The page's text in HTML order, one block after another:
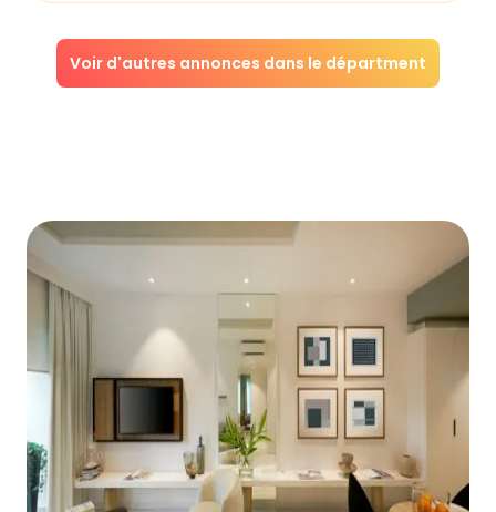
Voir d'autres annonces dans le départment